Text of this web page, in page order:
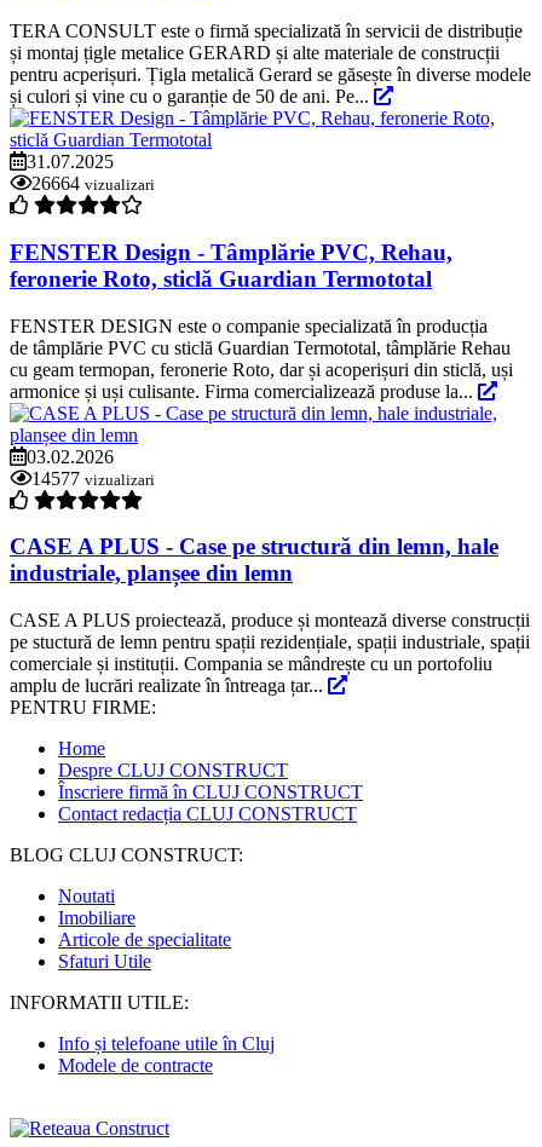
TERA CONSULT este o firmă specializată în servicii de distribuție
și montaj țigle metalice GERARD și alte materiale de construcții
pentru acperișuri. Țigla metalică Gerard se găsește în diverse modele
și culori și vine cu o garanție de 50 de ani. Pe...
31.07.2025
26664 vizualizari
FENSTER Design - Tâmplărie PVC, Rehau,
feronerie Roto, sticlă Guardian Termototal
FENSTER DESIGN este o companie specializată în producția
de tâmplărie PVC cu sticlă Guardian Termototal, tâmplărie Rehau
cu geam termopan, feronerie Roto, dar și acoperișuri din sticlă, uși
armonice și uși culisante. Firma comercializează produse la...
03.02.2026
14577 vizualizari
CASE A PLUS - Case pe structură din lemn, hale
industriale, planșee din lemn
CASE A PLUS proiectează, produce și montează diverse construcții
pe stuctură de lemn pentru spații rezidențiale, spații industriale, spații
comerciale și instituții. Compania se mândrește cu un portofoliu
amplu de lucrări realizate în întreaga țar...
PENTRU FIRME:
Home
Despre CLUJ CONSTRUCT
Înscriere firmă în CLUJ CONSTRUCT
Contact redacția CLUJ CONSTRUCT
BLOG CLUJ CONSTRUCT:
Noutati
Imobiliare
Articole de specialitate
Sfaturi Utile
INFORMATII UTILE:
Info și telefoane utile în Cluj
Modele de contracte